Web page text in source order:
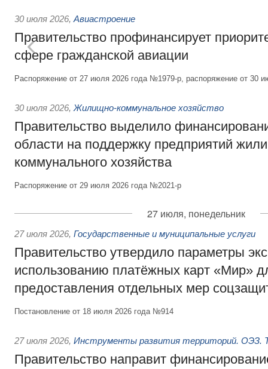
30 июля 2026, Авиастроение
Правительство профинансирует
сфере гражданской авиации
Распоряжение от 27 июля 2026 года №1979-р, распоряжение от 30
30 июля 2026, Жилищно-коммунальное хозяйство
Правительство выделило
области на поддержку предприятий
коммунального хозяйства
Распоряжение от 29 июля 2026 года №2021-р
27 июля, понедельник
27 июля 2026, Государственные и муниципальные услуги
Правительство утвердило параметры
использованию платёжных карт «Мир»
предоставления отдельных мер
Постановление от 18 июля 2026 года №914
27 июля 2026, Инструменты развития территорий. ОЭЗ.
Правительство направит